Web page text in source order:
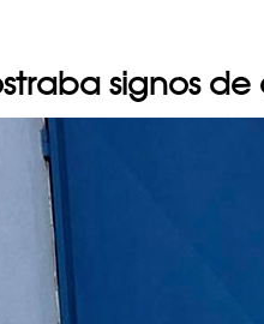
signos de